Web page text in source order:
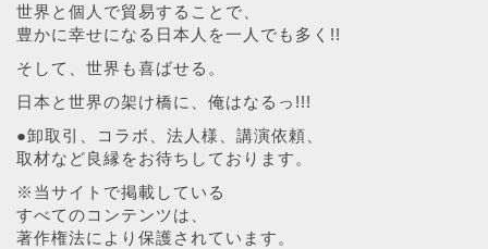
世界と個人で貿易することで、
豊かに幸せになる日本人を一人でも多く!!
そして、世界も喜ばせる。
日本と世界の架け橋に、俺はなるっ!!!
●卸取引、コラボ、法人様、講演依頼、
取材など良縁をお待ちしております。
※当サイトで掲載している
すべてのコンテンツは、
著作権法により保護されています。